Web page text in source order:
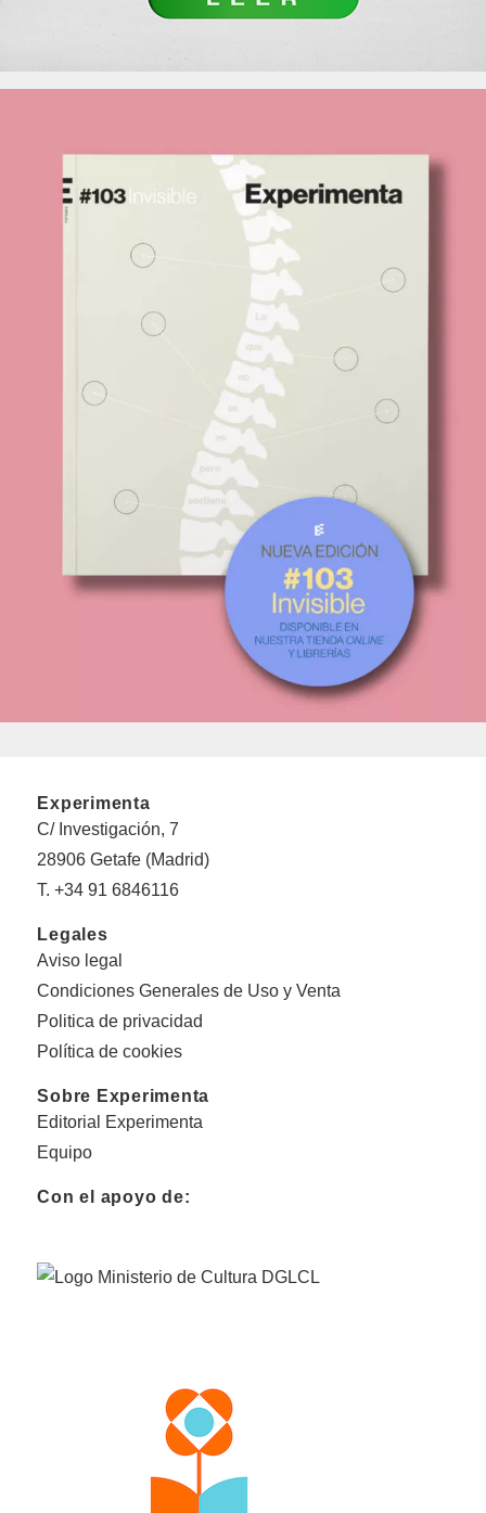
Experimenta
C/ Investigación, 7
28906 Getafe (Madrid)
T. +34 91 6846116
Legales
Aviso legal
Condiciones Generales de Uso y Venta
Politica de privacidad
Política de cookies
Sobre Experimenta
Editorial Experimenta
Equipo
Con el apoyo de: